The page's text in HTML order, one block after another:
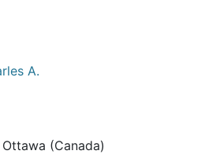
A.
(Canada)